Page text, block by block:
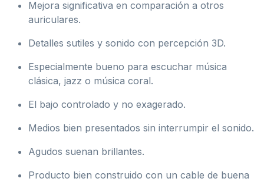
Mejora significativa en comparación a otros
auriculares.
Detalles sutiles y sonido con percepción 3D.
Especialmente bueno para escuchar música
clásica, jazz o música coral.
El bajo controlado y no exagerado.
Medios bien presentados sin interrumpir el sonido.
Agudos suenan brillantes.
Producto bien construido con un cable de buena